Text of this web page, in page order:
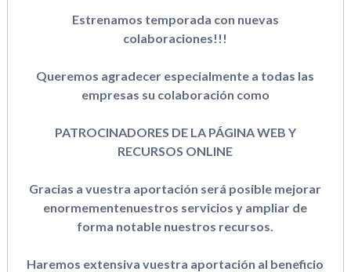
Estrenamos temporada con nuevas
colaboraciones!!!
Queremos agradecer especialmente a todas las
empresas su colaboración como
PATROCINADORES DE LA PÁGINA WEB Y
RECURSOS ONLINE
Gracias a vuestra aportación será posible mejorar
enormementenuestros servicios y ampliar de
forma notable nuestros recursos.
Haremos extensiva vuestra aportación al beneficio